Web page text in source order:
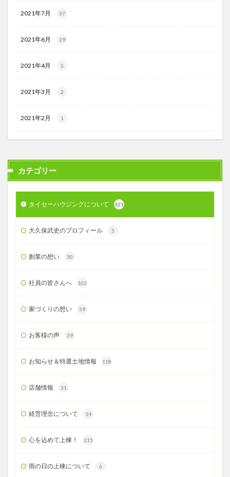
2021年7月 37
2021年6月 29
2021年4月 5
2021年3月 2
2021年2月 1
カテゴリー
タイセーハウジングについて 421
大久保武史のプロフィール 5
創業の想い 30
社員の皆さんへ 102
家づくりの想い 59
お客様の声 39
お知らせ＆特選土地情報 118
店舗情報 31
経営理念について 14
心を込めて上棟！ 215
雨の日の上棟について 6